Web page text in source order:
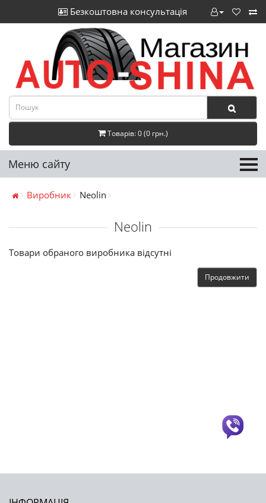
Безкоштовна консультація
Товарів: 0 (0 грн.)
Меню сайту
Виробник Neolin
Neolin
Товари обраного виробника відсутні
Продовжити